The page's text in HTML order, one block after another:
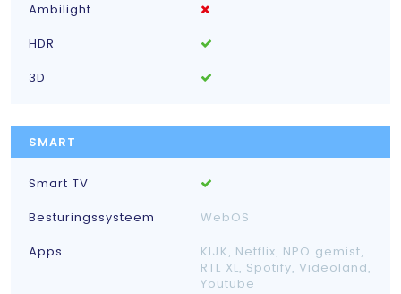
Ambilight
HDR
3D
SMART
Smart TV
Besturingssysteem
WebOS
Apps
KIJK, Netflix, NPO gemist,
RTL XL, Spotify, Videoland,
Youtube